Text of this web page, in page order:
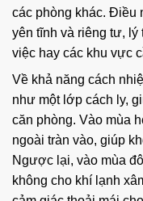
các phòng khác. Điều
yên tĩnh và riêng tư,
việc hay các khu vực
Về khả năng cách
như một lớp cách ly,
căn phòng. Vào mùa
ngoài tràn vào, giúp
Ngược lại, vào mùa
không cho khí lạnh